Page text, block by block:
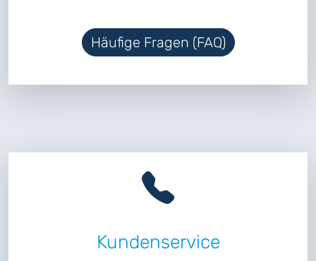
Häufige Fragen (FAQ)
Kundenservice